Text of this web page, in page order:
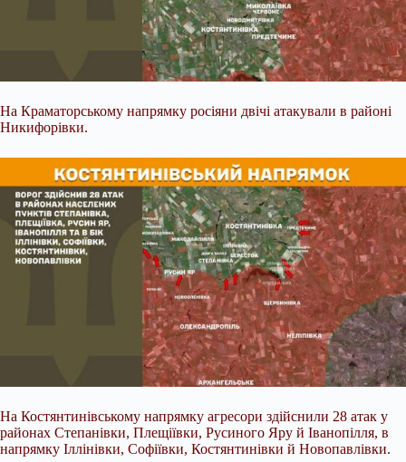
На Краматорському напрямку росіяни двічі атакували в районі
Никифорівки.
На Костянтинівському напрямку агресори здійснили 28 атак у
районах Степанівки, Плещіївки, Русиного Яру й Іванопілля, в
напрямку Іллінівки, Софіївки, Костянтинівки й Новопавлівки.